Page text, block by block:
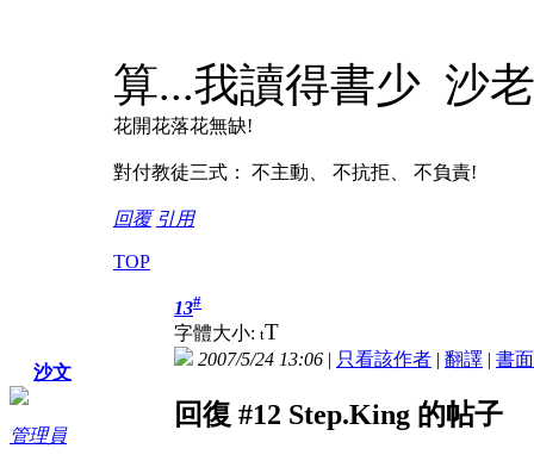
算...我讀得書少 沙
花開花落花無缺!
對付教徒三式： 不主動、 不抗拒、 不負責!
回覆 引用
TOP
沙文
管理員
13#
字體大小: tT
2007/5/24 13:06 | 只看該作者 | 翻譯 | 書面
回復 #12 Step.King 的帖子